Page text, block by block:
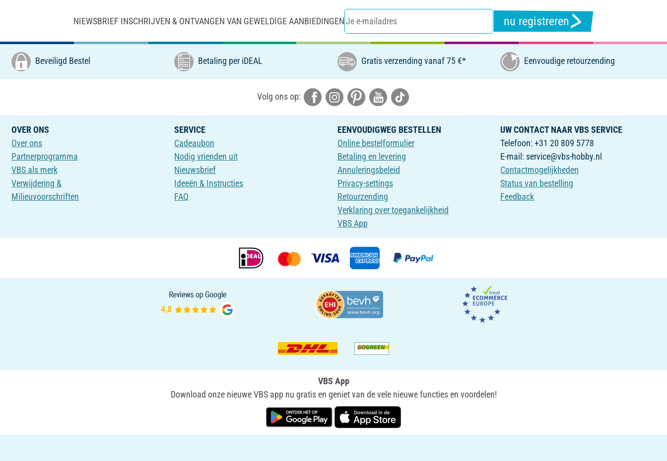
NIEWSBRIEF INSCHRIJVEN & ONTVANGEN VAN GEWELDIGE AANBIEDINGEN nu registreren
Beveiligd Bestel Betaling per iDEAL Gratis verzending vanaf 75 €* Eenvoudige retourzending
Volg ons op:
OVER ONS
Over ons
Partnerprogramma
VBS als merk
Verwijdering &
Milieuvoorschriften
SERVICE
Cadeaubon
Nodig vrienden uit
Nieuwsbrief
Ideeën & Instructies
FAQ
EENVOUDIGWEG BESTELLEN
Online bestelformulier
Betaling en levering
Annuleringsbeleid
Privacy-settings
Retourzending
Verklaring over toegankelijkheid
VBS App
UW CONTACT NAAR VBS SERVICE
Telefoon: +31 20 809 5778
E-mail: service@vbs-hobby.nl
Contactmogelijkheden
Status van bestelling
Feedback
VBS App
Download onze nieuwe VBS app nu gratis en geniet van de vele nieuwe functies en voordelen!